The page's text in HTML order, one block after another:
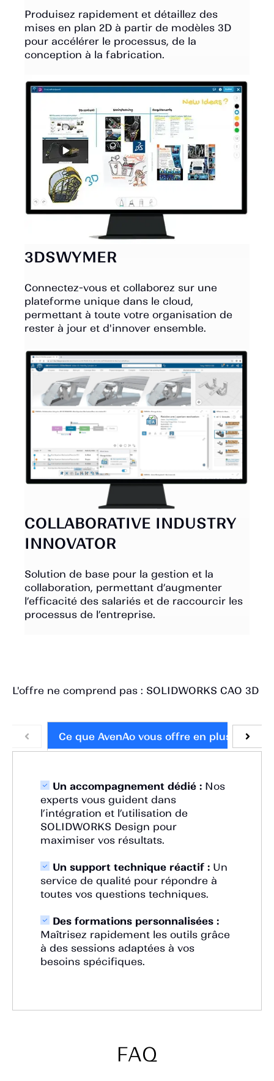
Produisez rapidement et détaillez des
mises en plan 2D à partir de modèles 3D
pour accélérer le processus, de la
conception à la fabrication.
3DSWYMER
Connectez-vous et collaborez sur une
plateforme unique dans le cloud,
permettant à toute votre organisation de
rester à jour et d'innover ensemble.
COLLABORATIVE INDUSTRY
INNOVATOR
Solution de base pour la gestion et la
collaboration, permettant d’augmenter
l’efficacité des salariés et de raccourcir les
processus de l’entreprise.
L'offre ne comprend pas : SOLIDWORKS CAO 3D
Ce que AvenAo vous offre en plus
Un accompagnement dédié :Nos
experts vous guident dans
l’intégration et l’utilisation de
SOLIDWORKS Design pour
maximiser vos résultats.
Un support technique réactif :Un
service de qualité pour répondre à
toutes vos questions techniques.
Des formations personnalisées :
Maîtrisez rapidement les outils grâce
à des sessions adaptées à vos
besoins spécifiques.
FAQ